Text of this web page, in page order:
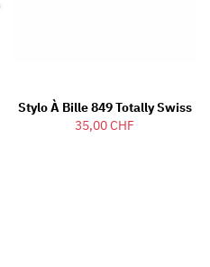
Stylo À Bille 849 Totally Swiss
35,00 CHF